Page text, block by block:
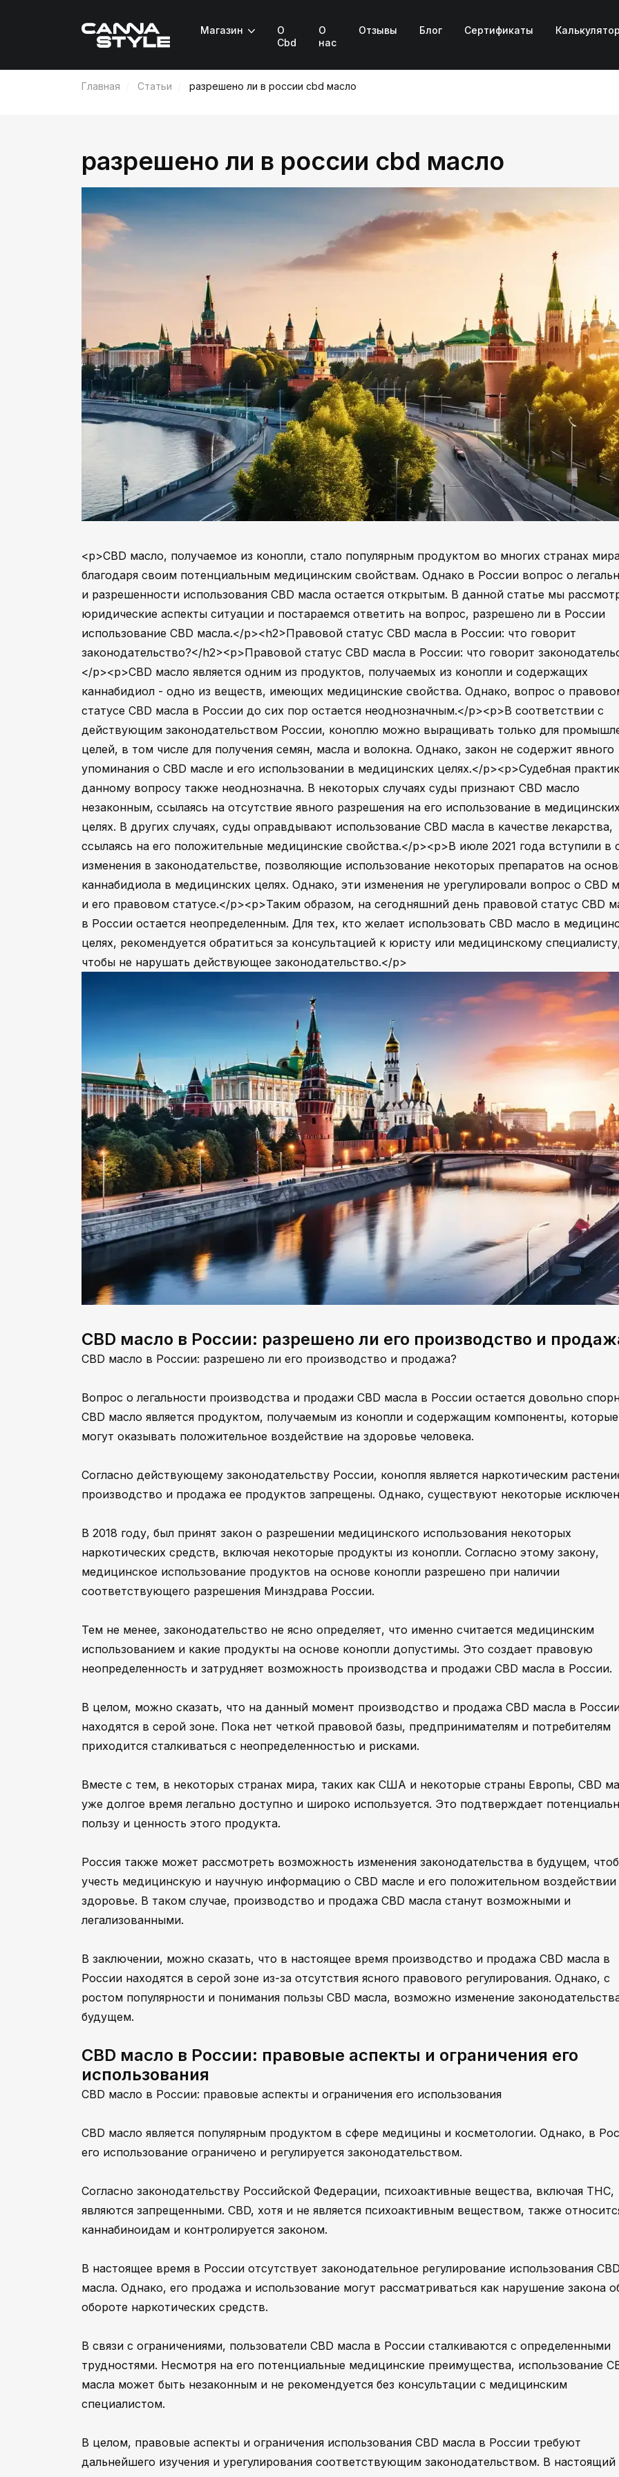
Магазин
О
Cbd
О
нас
Отзывы Блог Сертификаты Калькулятор
Главная Статьи разрешено ли в россии cbd масло
разрешено ли в россии cbd масло
<p>CBD масло, получаемое из конопли, стало популярным продуктом во многих странах
благодаря своим потенциальным медицинским свойствам. Однако в России вопрос о
и разрешенности использования CBD масла остается открытым. В данной статье мы
юридические аспекты ситуации и постараемся ответить на вопрос, разрешено ли в России
использование CBD масла.</p><h2>Правовой статус CBD масла в России: что говорит
законодательство?</h2><p>Правовой статус CBD масла в России: что говорит
</p><p>CBD масло является одним из продуктов, получаемых из конопли и содержащих
каннабидиол - одно из веществ, имеющих медицинские свойства. Однако, вопрос о
статусе CBD масла в России до сих пор остается неоднозначным.</p><p>В соответствии с
действующим законодательством России, коноплю можно выращивать только для
целей, в том числе для получения семян, масла и волокна. Однако, закон не содержит явного
упоминания о CBD масле и его использовании в медицинских целях.</p><p>Судебная
данному вопросу также неоднозначна. В некоторых случаях суды признают CBD масло
незаконным, ссылаясь на отсутствие явного разрешения на его использование в медицинских
целях. В других случаях, суды оправдывают использование CBD масла в качестве лекарства,
ссылаясь на его положительные медицинские свойства.</p><p>В июле 2021 года вступили в
изменения в законодательстве, позволяющие использование некоторых препаратов на
каннабидиола в медицинских целях. Однако, эти изменения не урегулировали вопрос о CBD
и его правовом статусе.</p><p>Таким образом, на сегодняшний день правовой статус CBD
в России остается неопределенным. Для тех, кто желает использовать CBD масло в
целях, рекомендуется обратиться за консультацией к юристу или медицинскому
чтобы не нарушать действующее законодательство.</p>
CBD масло в России: разрешено ли его производство и
CBD масло в России: разрешено ли его производство и продажа?
Вопрос о легальности производства и продажи CBD масла в России остается довольно
CBD масло является продуктом, получаемым из конопли и содержащим компоненты, которые
могут оказывать положительное воздействие на здоровье человека.
Согласно действующему законодательству России, конопля является наркотическим
производство и продажа ее продуктов запрещены. Однако, существуют некоторые
В 2018 году, был принят закон о разрешении медицинского использования некоторых
наркотических средств, включая некоторые продукты из конопли. Согласно этому закону,
медицинское использование продуктов на основе конопли разрешено при наличии
соответствующего разрешения Минздрава России.
Тем не менее, законодательство не ясно определяет, что именно считается медицинским
использованием и какие продукты на основе конопли допустимы. Это создает правовую
неопределенность и затрудняет возможность производства и продажи CBD масла в России.
В целом, можно сказать, что на данный момент производство и продажа CBD масла в
находятся в серой зоне. Пока нет четкой правовой базы, предпринимателям и потребителям
приходится сталкиваться с неопределенностью и рисками.
Вместе с тем, в некоторых странах мира, таких как США и некоторые страны Европы, CBD
уже долгое время легально доступно и широко используется. Это подтверждает
пользу и ценность этого продукта.
Россия также может рассмотреть возможность изменения законодательства в будущем,
учесть медицинскую и научную информацию о CBD масле и его положительном воздействии
здоровье. В таком случае, производство и продажа CBD масла станут возможными и
легализованными.
В заключении, можно сказать, что в настоящее время производство и продажа CBD масла в
России находятся в серой зоне из-за отсутствия ясного правового регулирования. Однако, с
ростом популярности и понимания пользы CBD масла, возможно изменение
будущем.
CBD масло в России: правовые аспекты и ограничения его
использования
CBD масло в России: правовые аспекты и ограничения его использования
CBD масло является популярным продуктом в сфере медицины и косметологии. Однако, в
его использование ограничено и регулируется законодательством.
Согласно законодательству Российской Федерации, психоактивные вещества, включая THC,
являются запрещенными. CBD, хотя и не является психоактивным веществом, также
каннабиноидам и контролируется законом.
В настоящее время в России отсутствует законодательное регулирование использования CBD
масла. Однако, его продажа и использование могут рассматриваться как нарушение закона
обороте наркотических средств.
В связи с ограничениями, пользователи CBD масла в России сталкиваются с определенными
трудностями. Несмотря на его потенциальные медицинские преимущества, использование
масла может быть незаконным и не рекомендуется без консультации с медицинским
специалистом.
В целом, правовые аспекты и ограничения использования CBD масла в России требуют
дальнейшего изучения и урегулирования соответствующим законодательством. В настоящий